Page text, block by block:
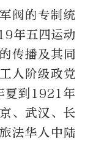
阀的专制统
年五四运动
传播及其同
人阶级政党
夏到1921年
、武汉、长
法华人中陆